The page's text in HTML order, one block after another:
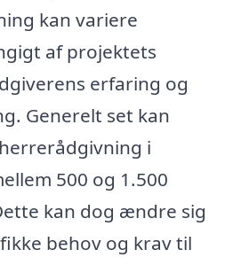
kan variere
af projektets
erfaring og
Generelt set kan
i
500 og 1.500
kan dog ændre sig
behov og krav til